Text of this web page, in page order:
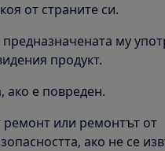
от страните си.
му
продукт.
ако е повреден.
или ремонтът от
ако не се